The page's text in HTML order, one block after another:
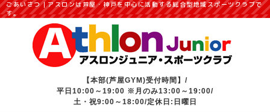
ごあいさつ｜アスロンは芦屋・神戸を中心に活動する総合型地域スポーツクラブで
す。
【本部(芦屋GYM)受付時間】/
平日10:00～19:00 ※月のみ13:00～19:00/
土・祝9:00～18:00/定休日:日曜日